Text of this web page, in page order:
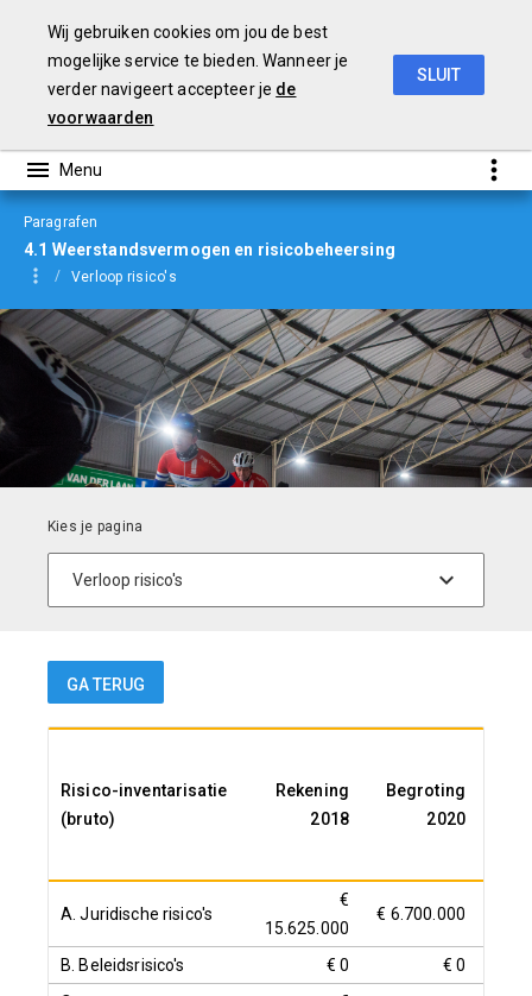
Paragrafen
4.1 Weerstandsvermogen en risicobeheersing
Verloop risico's
Risico-inventarisatie
(bruto)
Rekening
2018
Begroting
2020
A. Juridische risico's
€
15.625.000
€ 6.700.000
B. Beleidsrisico's
€ 0
€ 0
GA TERUG
Wij gebruiken cookies om jou de best
mogelijke service te bieden. Wanneer je
verder navigeert accepteer je de
voorwaarden
SLUIT